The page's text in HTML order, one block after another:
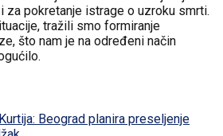
za pokretanje istrage o uzroku smrti.
tražili smo formiranje
što nam je na određeni način